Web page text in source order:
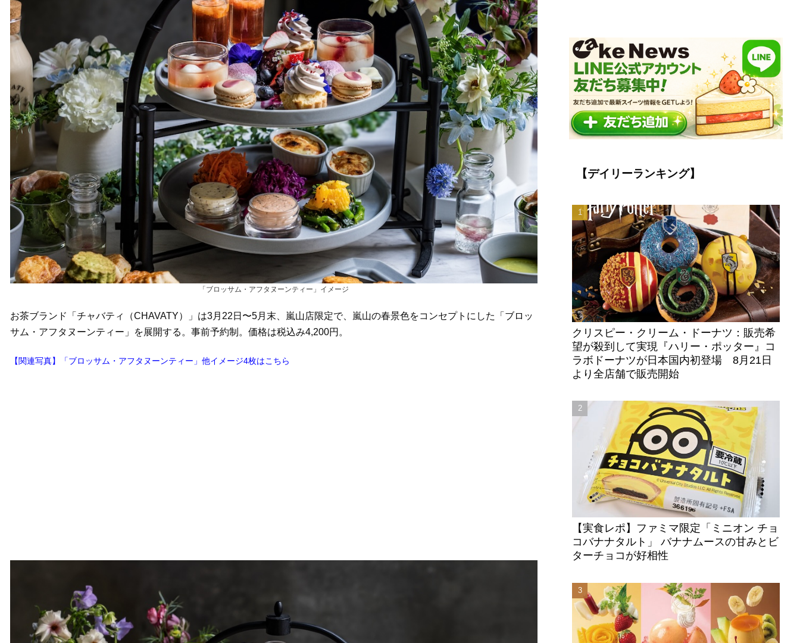
「ブロッサム・アフタヌーンティー」イメージ
お茶ブランド「チャバティ（CHAVATY）」は3月22日〜5月末、嵐山店限定で、嵐山の春景色をコンセプトにした「ブロッ
サム・アフタヌーンティー」を展開する。事前予約制。価格は税込み4,200円。
【関連写真】「ブロッサム・アフタヌーンティー」他イメージ4枚はこちら
【デイリーランキング】
クリスピー・クリーム・ドーナツ：販売希
望が殺到して実現『ハリー・ポッター』コ
ラボドーナツが日本国内初登場 8月21日
より全店舗で販売開始
【実食レポ】ファミマ限定「ミニオン チョ
コバナナタルト」 バナナムースの甘みとビ
ターチョコが好相性